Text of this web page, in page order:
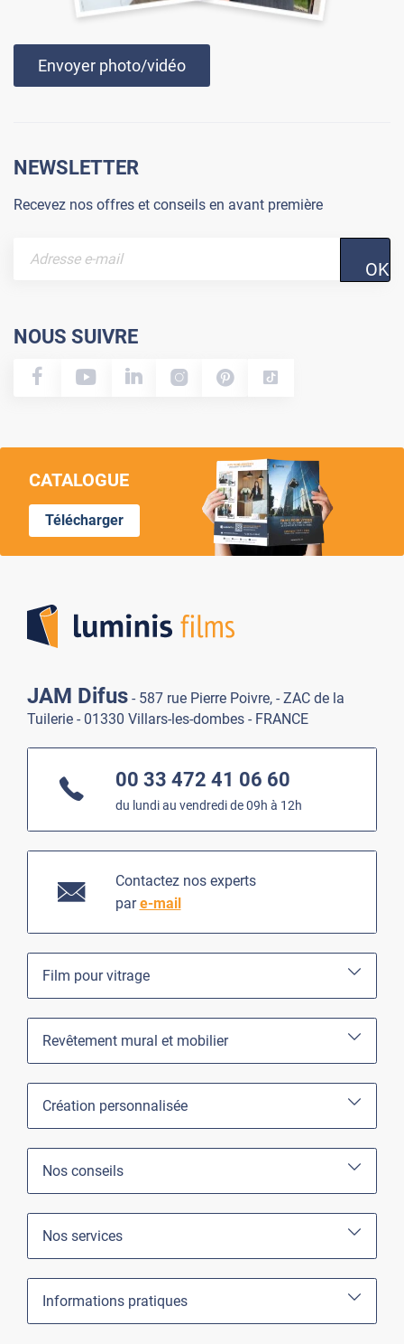
Envoyer photo/vidéo
NEWSLETTER
Recevez nos offres et conseils en avant première
OK
NOUS SUIVRE
CATALOGUE
Télécharger
JAM Difus - 587 rue Pierre Poivre, - ZAC de la
Tuilerie - 01330 Villars-les-dombes - FRANCE
00 33 472 41 06 60
du lundi au vendredi de 09h à 12h
Contactez nos experts
pare-mail
Film pour vitrage
Revêtement mural et mobilier
Création personnalisée
Nos conseils
Nos services
Informations pratiques